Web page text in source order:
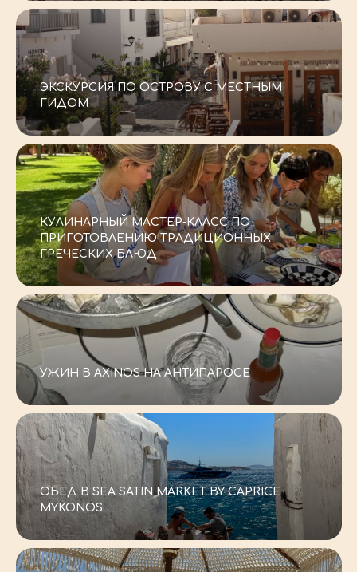
-–
ЭКСКУРСИЯ ПО ОСТРОВУ С МЕСТНЫМ
ГИДОМ
-–
КУЛИНАРНЫЙ МАСТЕР-КЛАСС ПО
ПРИГОТОВЛЕНИЮ ТРАДИЦИОННЫХ
ГРЕЧЕСКИХ БЛЮД
-–
УЖИН В AXINOS НА АНТИПАРОСЕ
-–
ОБЕД В SEA SATIN MARKET BY CAPRICE
MYKONOS
ПАРУСНАЯ ЯХТА CLEAR EYES,
43 МЕТРА КОМФОРТА, СТИЛЯ
И ПОЛНОЙ ЗАБОТЫ О ВАС